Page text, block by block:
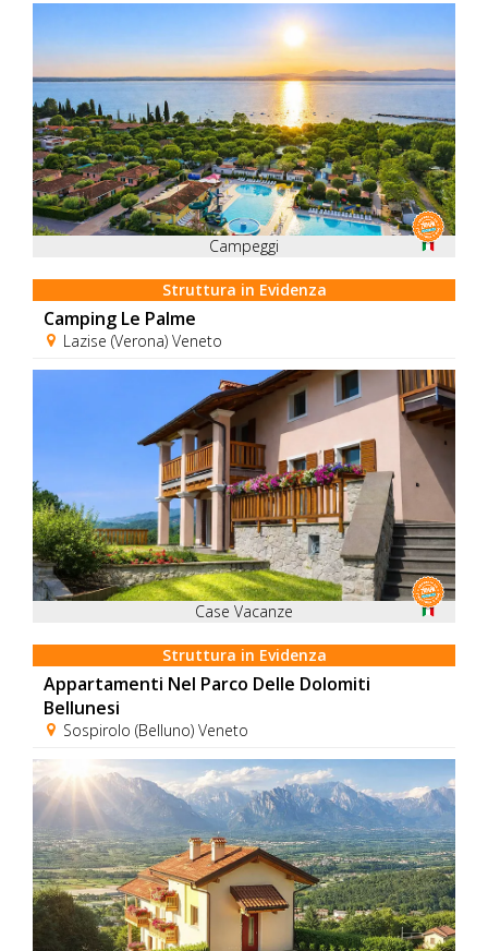
Campeggi
Struttura in Evidenza
Camping Le Palme
Lazise (Verona) Veneto
Case Vacanze
Struttura in Evidenza
Appartamenti Nel Parco Delle Dolomiti
Bellunesi
Sospirolo (Belluno) Veneto